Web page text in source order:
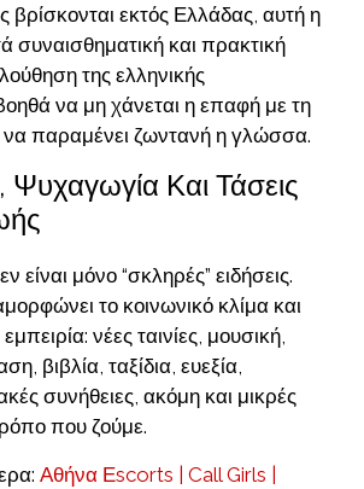
βρίσκονται εκτός Ελλάδας, αυτή η
συναισθηματική και πρακτική
της ελληνικής
να μη χάνεται η επαφή με τη
παραμένει ζωντανή η γλώσσα.
Ψυχαγωγία Και Τάσεις
είναι μόνο “σκληρές” ειδήσεις.
το κοινωνικό κλίμα και
νέες ταινίες, μουσική,
βιβλία, ταξίδια, ευεξία,
συνήθειες, ακόμη και μικρές
που ζούμε.
Αθήνα Εscorts | Call Girls |